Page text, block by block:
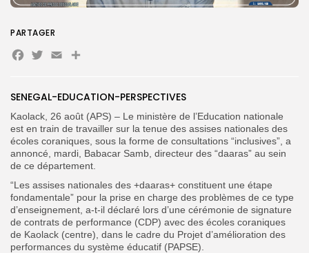
Search
Button
SENEGAL-EDUCATION-PERSPECTIVES
Kaolack, 26 août (APS) – Le ministère de l’Education nationale
est en train de travailler sur la tenue des assises nationales des
écoles coraniques, sous la forme de consultations “inclusives”, a
annoncé, mardi, Babacar Samb, directeur des “daaras” au sein
de ce département.
“Les assises nationales des +daaras+ constituent une étape
fondamentale” pour la prise en charge des problèmes de ce type
d’enseignement, a-t-il déclaré lors d’une cérémonie de signature
de contrats de performance (CDP) avec des écoles coraniques
de Kaolack (centre), dans le cadre du Projet d’amélioration des
performances du système éducatif (PAPSE).
PARTAGER
Facebook
Twitter
EmailPartager